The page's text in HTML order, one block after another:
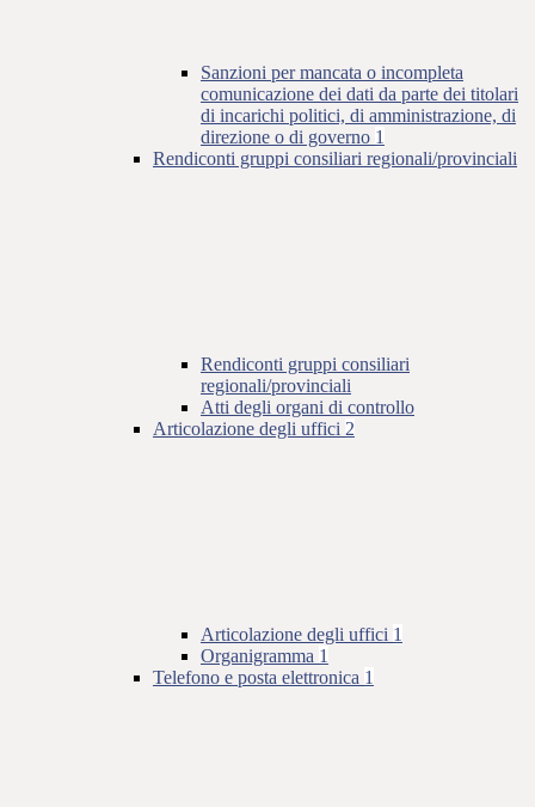
Sanzioni per mancata o incompleta
comunicazione dei dati da parte dei titolari
di incarichi politici, di amministrazione, di
direzione o di governo 1
Rendiconti gruppi consiliari regionali/provinciali
Rendiconti gruppi consiliari
regionali/provinciali
Atti degli organi di controllo
Articolazione degli uffici 2
Articolazione degli uffici 1
Organigramma 1
Telefono e posta elettronica 1